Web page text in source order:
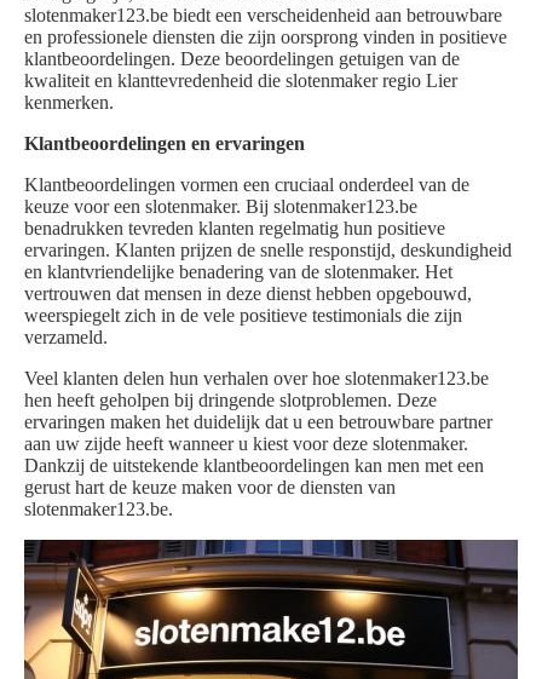
slotenmaker123.be biedt een verscheidenheid aan betrouwbare
en professionele diensten die zijn oorsprong vinden in positieve
klantbeoordelingen. Deze beoordelingen getuigen van de
kwaliteit en klanttevredenheid die slotenmaker regio Lier
kenmerken.
Klantbeoordelingen en ervaringen
Klantbeoordelingen vormen een cruciaal onderdeel van de
keuze voor een slotenmaker. Bij slotenmaker123.be
benadrukken tevreden klanten regelmatig hun positieve
ervaringen. Klanten prijzen de snelle responstijd, deskundigheid
en klantvriendelijke benadering van de slotenmaker. Het
vertrouwen dat mensen in deze dienst hebben opgebouwd,
weerspiegelt zich in de vele positieve testimonials die zijn
verzameld.
Veel klanten delen hun verhalen over hoe slotenmaker123.be
hen heeft geholpen bij dringende slotproblemen. Deze
ervaringen maken het duidelijk dat u een betrouwbare partner
aan uw zijde heeft wanneer u kiest voor deze slotenmaker.
Dankzij de uitstekende klantbeoordelingen kan men met een
gerust hart de keuze maken voor de diensten van
slotenmaker123.be.